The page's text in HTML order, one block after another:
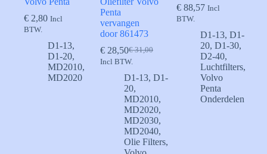
€ 2,80 Incl
BTW.
D1-13,
D1-20,
MD2010,
MD2020
Penta
vervangen
door 861473
€31,00
Oorspronkelijke
prijs
was:
€ 31,00.
€ 28,50Huidige
prijs
is:
€ 28,50.
Incl BTW.
D1-13,D1-
20,
MD2010,
MD2020,
MD2030,
MD2040,
Olie Filters,
€ 88,57 Incl
BTW.
D1-13,D1-
20,D1-30,
D2-40,
Luchtfilters,
Volvo
Penta
Onderdelen